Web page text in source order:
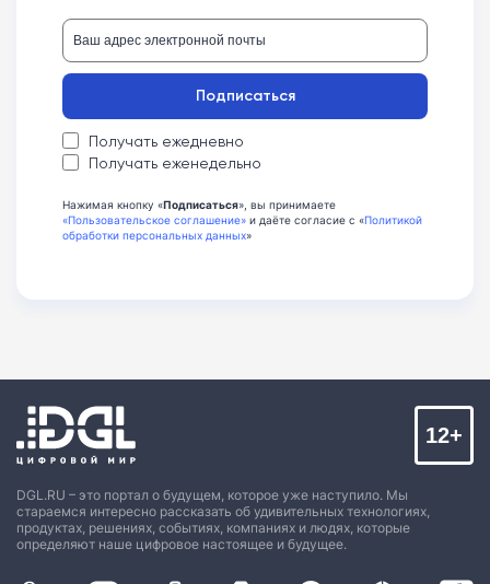
Получать ежедневно
Получать еженедельно
Подписаться
Нажимая кнопку «Подписаться», вы принимаете
«Пользовательское соглашение» и даёте согласие с «Политикой
обработки персональных данных»
DGL.RU – это портал о будущем, которое уже наступило. Мы
стараемся интересно рассказать об удивительных технологиях,
продуктах, решениях, событиях, компаниях и людях, которые
определяют наше цифровое настоящее и будущее.
12+